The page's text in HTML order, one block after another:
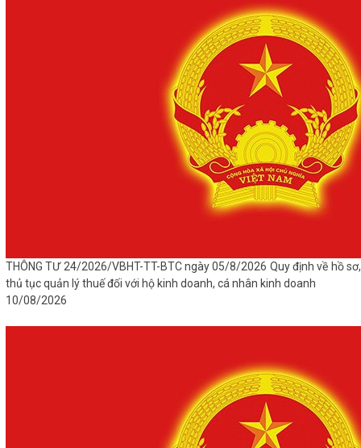
THÔNG TƯ 24/2026/VBHT-TT-BTC ngày 05/8/2026 Quy định về hồ sơ,
thủ tục quản lý thuế đối với hộ kinh doanh, cá nhân kinh doanh
10/08/2026